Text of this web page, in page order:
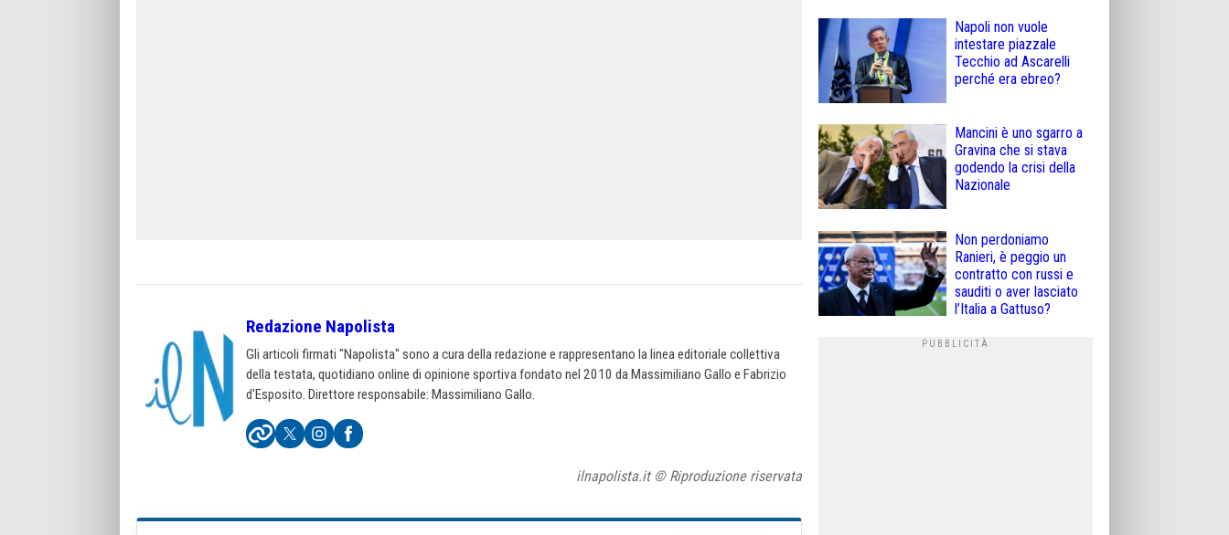
Redazione Napolista
Gli articoli firmati "Napolista" sono a cura della redazione e rappresentano la linea editoriale collettiva
della testata, quotidiano online di opinione sportiva fondato nel 2010 da Massimiliano Gallo e Fabrizio
d'Esposito. Direttore responsabile: Massimiliano Gallo.
ilnapolista.it © Riproduzione riservata
Napoli non vuole
intestare piazzale
Tecchio ad Ascarelli
perché era ebreo?
Mancini è uno sgarro a
Gravina che si stava
godendo la crisi della
Nazionale
Non perdoniamo
Ranieri, è peggio un
contratto con russi e
sauditi o aver lasciato
l’Italia a Gattuso?